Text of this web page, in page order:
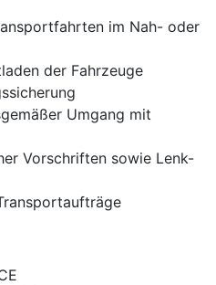
im Nah- oder
der Fahrzeuge
Umgang mit
Vorschriften sowie Lenk-